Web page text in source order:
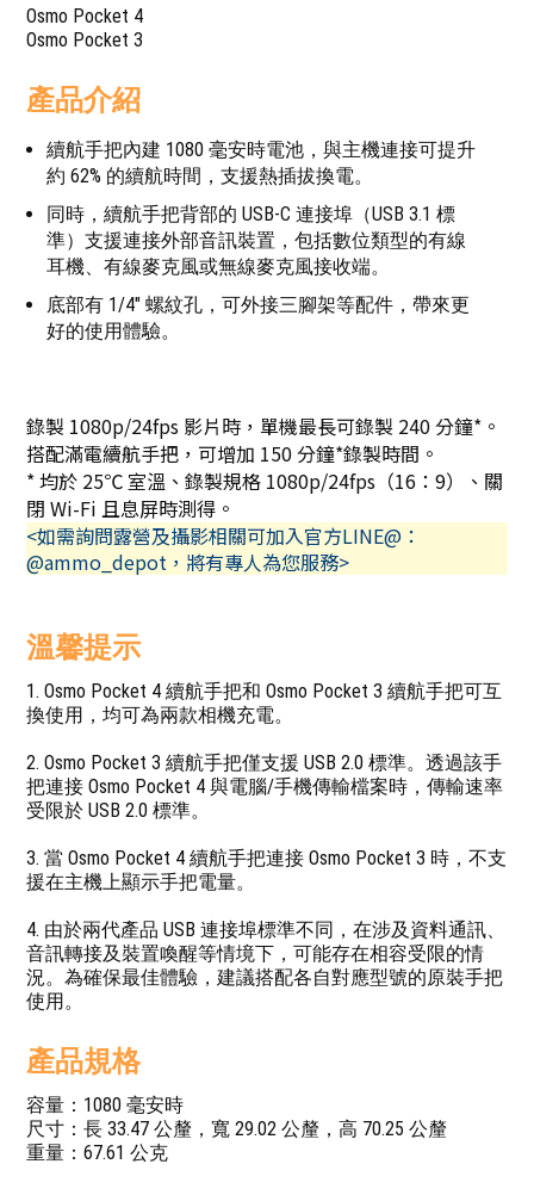
Osmo Pocket 4
Osmo Pocket 3
產品介紹
續航手把內建 1080 毫安時電池，與主機連接可提升
約 62% 的續航時間，支援熱插拔換電。
同時，續航手把背部的 USB-C 連接埠（USB 3.1 標
準）支援連接外部音訊裝置，包括數位類型的有線
耳機、有線麥克風或無線麥克風接收端。
底部有 1/4″ 螺紋孔，可外接三腳架等配件，帶來更
好的使用體驗。
錄製 1080p/24fps 影片時，單機最長可錄製 240 分鐘*。
搭配滿電續航手把，可增加 150 分鐘*錄製時間。
* 均於 25℃ 室溫、錄製規格 1080p/24fps（16：9）、關
閉 Wi-Fi 且息屏時測得。
<如需詢問露營及攝影相關可加入官方LINE@：
@ammo_depot，將有專人為您服務>
溫馨提示
1. Osmo Pocket 4 續航手把和 Osmo Pocket 3 續航手把可互
換使用，均可為兩款相機充電。
2. Osmo Pocket 3 續航手把僅支援 USB 2.0 標準。透過該手
把連接 Osmo Pocket 4 與電腦/手機傳輸檔案時，傳輸速率
受限於 USB 2.0 標準。
3. 當 Osmo Pocket 4 續航手把連接 Osmo Pocket 3 時，不支
援在主機上顯示手把電量。
4. 由於兩代產品 USB 連接埠標準不同，在涉及資料通訊、
音訊轉接及裝置喚醒等情境下，可能存在相容受限的情
況。為確保最佳體驗，建議搭配各自對應型號的原裝手把
使用。
產品規格
容量：1080 毫安時
尺寸：長 33.47 公釐，寬 29.02 公釐，高 70.25 公釐
重量：67.61 公克